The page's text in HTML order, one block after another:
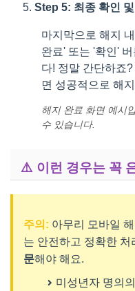
Step 5: 최종 확인
마지막으로 해지
완료' 또는 '확인'
다! 정말 간단하죠
면 성공적으로 해
해지 완료 화면 예시
수 있습니다.
⚠️ 이런 경우는 꼭
주의: 아무리 모바일
는 안전하고 정확한 처
문해야 해요.
미성년자 명의